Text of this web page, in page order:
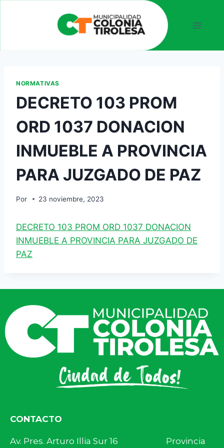
NORMATIVAS
DECRETO 103 PROM
ORD 1037 DONACION
INMUEBLE A PROVINCIA
PARA JUZGADO DE PAZ
Por 23 noviembre, 2023
DECRETO 103 PROM ORD 1037 DONACION
INMUEBLE A PROVINCIA PARA JUZGADO DE
PAZ
CONTACTO
Av. Pres. Arturo Illia Sur 16 Provincia